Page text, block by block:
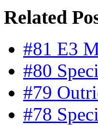
Related
#81 E3
#80
#79
#78